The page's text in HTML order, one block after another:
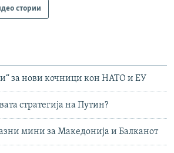
стории
за нови кочници кон НАТО и ЕУ
стратегија на Путин?
мини за Македонија и Балканот